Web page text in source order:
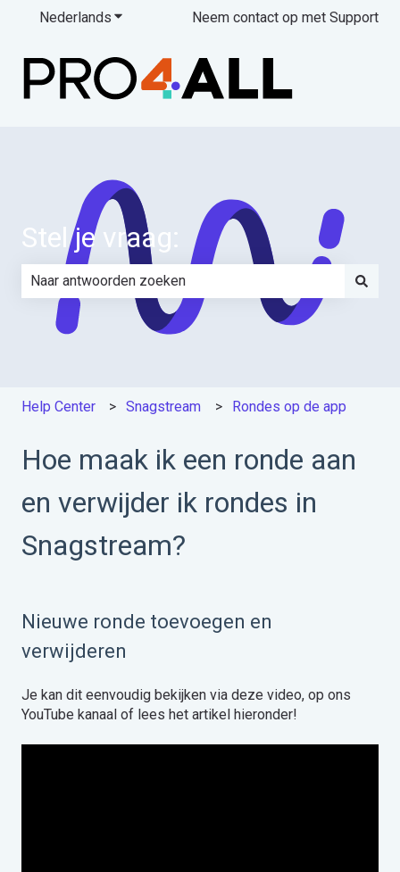
Nederlands Submenu tonen voor vertalingen
Neem contact op met Support
Stel je vraag:
Er zijn geen suggesties want het zoekveld is leeg.
Help Center Snagstream Rondes op de app
Hoe maak ik een ronde aan
en verwijder ik rondes in
Snagstream?
Nieuwe ronde toevoegen en
verwijderen
Je kan dit eenvoudig bekijken via deze video, op ons
YouTube kanaal of lees het artikel hieronder!